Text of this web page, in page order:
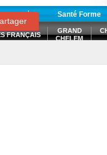
Santé Forme
FRANÇAIS
GRAND
CHELEM